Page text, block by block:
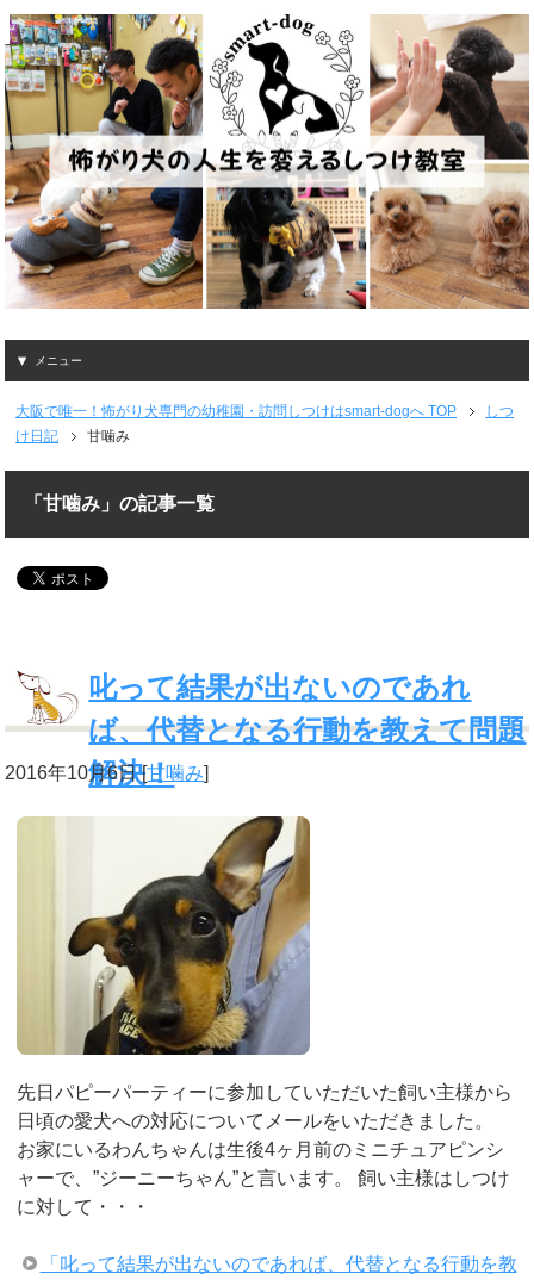
メニュー
大阪で唯一！怖がり犬専門の幼稚園・訪問しつけはsmart-dogへ TOP
しつ
け日記
甘噛み
「甘噛み」の記事一覧
叱って結果が出ないのであれ
ば、代替となる行動を教えて問題
解決！
2016年10月6日[甘噛み]
先日パピーパーティーに参加していただいた飼い主様から
日頃の愛犬への対応についてメールをいただきました。
お家にいるわんちゃんは生後4ヶ月前のミニチュアピンシ
ャーで、”ジーニーちゃん”と言います。 飼い主様はしつけ
に対して・・・
「叱って結果が出ないのであれば、代替となる行動を教